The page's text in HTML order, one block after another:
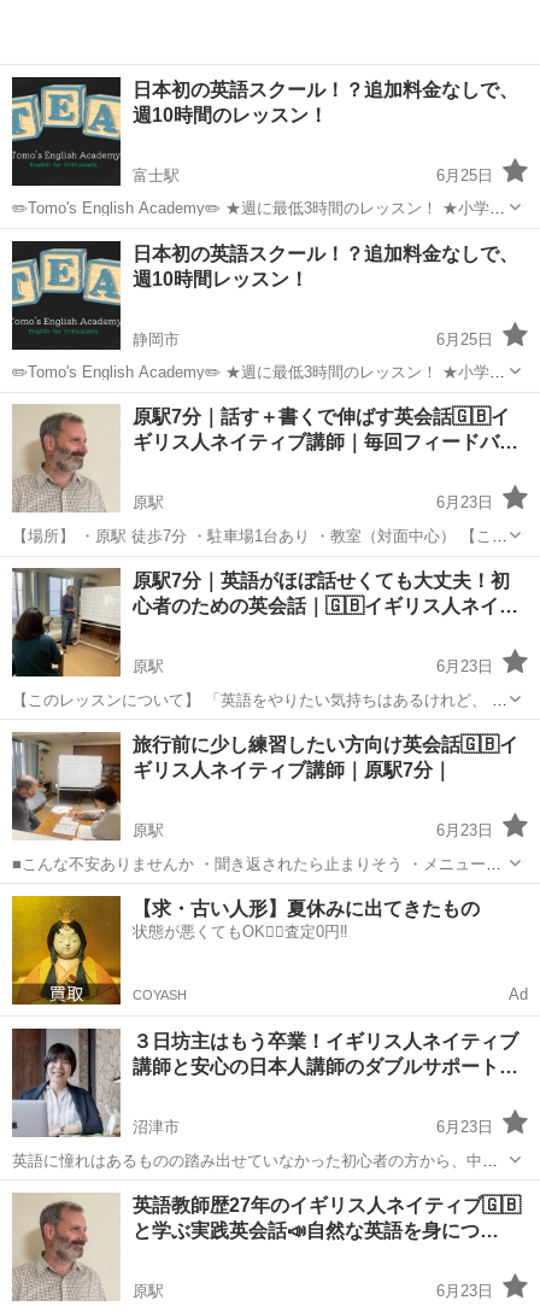
日本初の英語スクール！？追加料金なしで、
週10時間のレッスン！
富士駅
6月25日
✏️Tomo's English Academy✏️ ★週に最低3時間のレッスン！ ★小学生
で英検準2〜2級、中学生で準1級、高校卒業までに英語圏の大学で講義
が受けられるレベルを目指します(目安 TOEFL ...
静岡 富士市 富士駅 英会話
日本初の英語スクール！？追加料金なしで、
週10時間レッスン！
静岡市
6月25日
✏️Tomo's English Academy✏️ ★週に最低3時間のレッスン！ ★小学生
で英検準2〜2級、中学生で準1級、高校卒業までに英語圏の大学で講義
が受けられるレベルを目指します(目安 TOEFL ...
静岡 静岡市 英会話 1級
原駅7分｜話す＋書くで伸ばす英会話🇬🇧イ
ギリス人ネイティブ講師｜毎回フィードバ…
原駅
6月23日
【場所】 ・原駅 徒歩7分 ・駐車場1台あり ・教室（対面中心） 【この
レッスンが合う方】 ・英語を勉強した経験がある ・簡単な会話はでき
るが伸び悩んでいる ・フリートークだけの英会話では物足りない...
静岡 沼津市 原駅 英会話 レッスン
原駅7分｜英語がほぼ話せくても大丈夫！初
心者のための英会話｜🇬🇧イギリス人ネイ…
原駅
6月23日
【このレッスンについて】 「英語をやりたい気持ちはあるけれど、 何
から話していいか分からない」方向けのレッスンです。 ・単語が出て
こない ・文章が作れない ・ネイティブだと不安 という状態から始め
られ...
静岡 沼津市 原駅 英会話 レッスン
旅行前に少し練習したい方向け英会話🇬🇧イ
ギリス人ネイティブ講師｜原駅7分｜
原駅
6月23日
■こんな不安ありませんか ・聞き返されたら止まりそう ・メニュー以
外の質問に答えられるか不安 ・単語は知っているのに会話が続かない
※英語が全く初めての方向けではありません （単語が分かる方向けで
す） ...
静岡 沼津市 原駅 英会話 ネイティブ
【求・古い人形】夏休みに出てきたもの
状態が悪くてもOK🙆‍♀️査定0円‼️
COYASH Ad
３日坊主はもう卒業！イギリス人ネイティブ
講師と安心の日本人講師のダブルサポート…
沼津市
6月23日
英語に憧れはあるものの踏み出せていなかった初心者の方から、中級
者でこれからは仕事にも英語を生かしていきたいという方まで、あな
たに合った方法であなた史上最短・最速での英語力アップをサポート
します！ ＼まずは無料体験コーチ...
静岡 沼津市 英会話 コーチング
英語教師歴27年のイギリス人ネイティブ🇬🇧
と学ぶ実践英会話📣自然な英語を身につ…
原駅 6月23日